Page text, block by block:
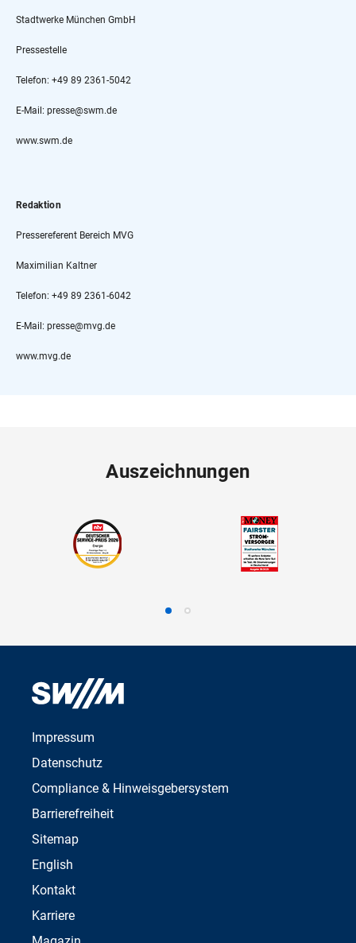
Stadtwerke München GmbH
Pressestelle
Telefon: +49 89 2361-5042
E-Mail: presse@swm.de
www.swm.de
Redaktion
Pressereferent Bereich MVG
Maximilian Kaltner
Telefon: +49 89 2361-6042
E-Mail: presse@mvg.de
www.mvg.de
Auszeichnungen
Impressum
Datenschutz
Compliance & Hinweisgebersystem
Barrierefreiheit
Sitemap
English
Kontakt
Karriere